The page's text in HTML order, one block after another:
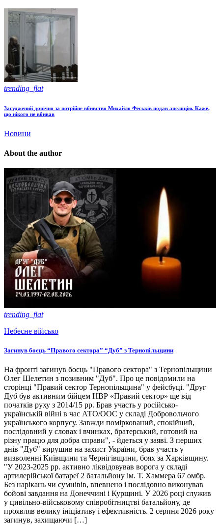
trending_flat
Засуджений довічно за потрійне вбивство Михайло Феськів подав апеляцію. Каже,
що нікого не вбивав
Новини
About the author
trending_flat
Небесне військо
Загинув боєць “Правого сектора” “Дуб” з Тернопільщини
На фронті загинув боєць "Правого сектора" з Тернопільщини
Олег Шелетин з позивним "Дуб". Про це повідомили на
сторінці "Правий сектор Тернопільщина" у фейсбуці. "Друг
Дуб був активним бійцем НВР «Правий сектор» ще від
початків руху з 2014/15 рр. Брав участь у російсько-
українській війні в час АТО/ООС у складі Добровольчого
українського корпусу. Завжди поміркований, спокійний,
послідовний у словах і вчинках, братерський, готовий на
різну працю для добра справи", - йдеться у заяві. З перших
днів "Дуб" вирушив на захист України, брав участь у
визволенні Київщини та Чернігівщини, боях за Харківщину.
"У 2023-2025 рр. активно ліквідовував ворога у складі
артилерійської батареї 2 батальйону ім. Т. Хаммера 67 омбр.
Без нарікань чи сумнівів, впевнено і послідовно виконував
бойові завдання на Донеччині і Курщині. У 2026 році служив
у цивільно-військовому співробітництві батальйону, де
проявляв велику ініціативу і ефективність. 2 серпня 2026 року
загинув, захищаючи […]